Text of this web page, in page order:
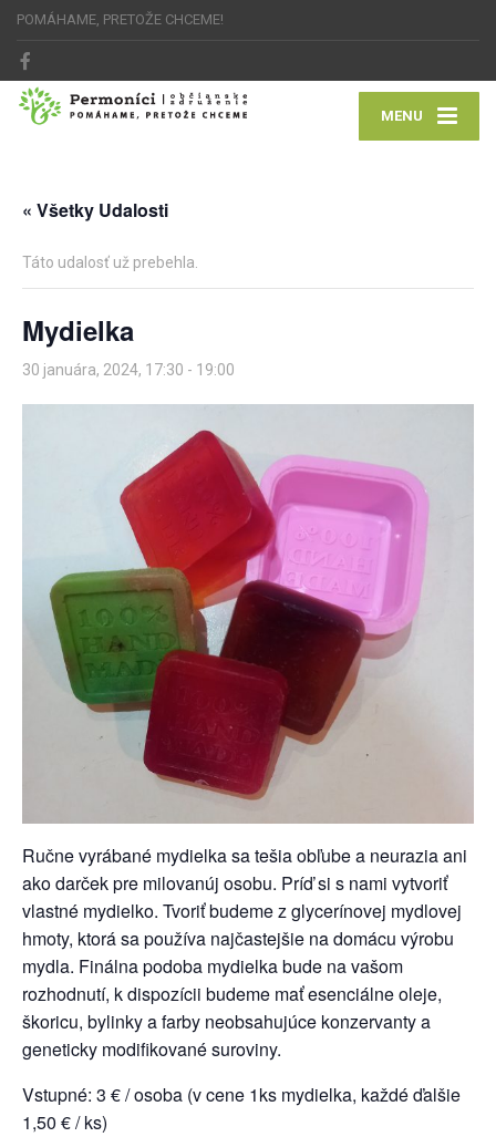
POMÁHAME, PRETOŽE CHCEME!
MENU
« Všetky Udalosti
Táto udalosť už prebehla.
Mydielka
30 januára, 2024, 17:30 - 19:00
Ručne vyrábané mydielka sa tešia obľube a neurazia ani
ako darček pre milovanúj osobu. Príď si s nami vytvoriť
vlastné mydielko. Tvoriť budeme z glycerínovej mydlovej
hmoty, ktorá sa používa najčastejšie na domácu výrobu
mydla. Finálna podoba mydielka bude na vašom
rozhodnutí, k dispozícii budeme mať esenciálne oleje,
škoricu, bylinky a farby neobsahujúce konzervanty a
geneticky modifikované suroviny.
Vstupné: 3 € / osoba (v cene 1ks mydielka, každé ďalšie
1,50 € / ks)